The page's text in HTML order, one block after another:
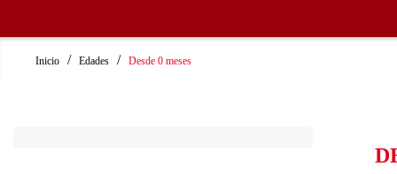
Inicio Edades Desde 0 meses